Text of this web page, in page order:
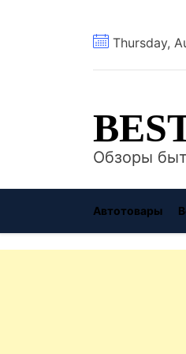
Thursday,
Обзоры
Автотовары